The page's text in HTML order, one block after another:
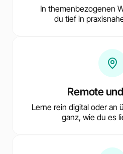
In themenbezogenen
du tief in
Remote
Lerne rein digital oder an
ganz, wie du es